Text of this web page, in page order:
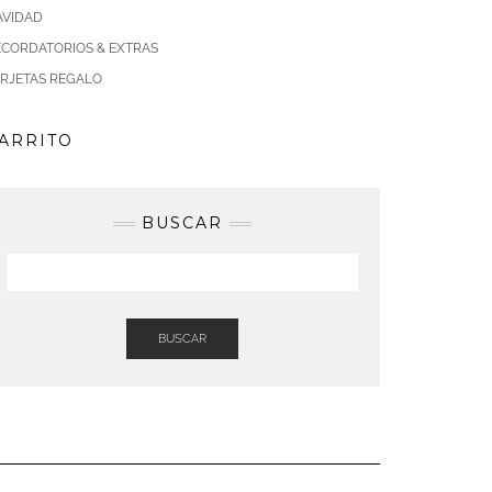
& EXTRAS
REGALO
BUSCAR
BUSCAR